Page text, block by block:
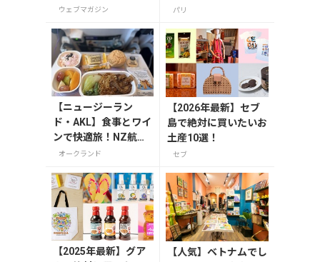
コスメを紹介
ウェブマガジン
方』編集者おすすめの
介
パリ
【ニュージーラン
ド・AKL】食事とワイ
ンで快適旅！NZ航空
と入国情報
オークランド
【2026年最新】セブ
島で絶対に買いたいお
土産10選！
セブ
【2025年最新】グア
【人気】ベトナムでし